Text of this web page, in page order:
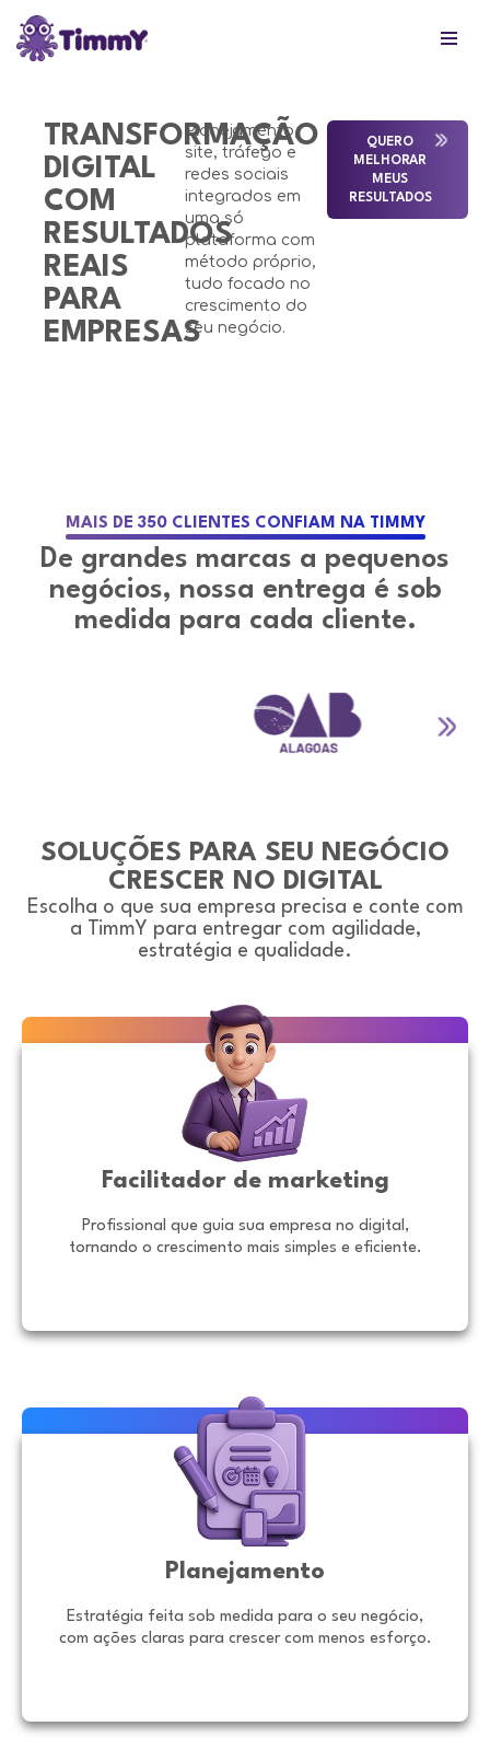
Skip
TRANSFORMAÇÃO
DIGITAL
COM
RESULTADOS
REAIS
PARA
EMPRESAS
Planejamento,
site, tráfego e
redes sociais
integrados em
uma só
plataforma com
método próprio,
tudo focado no
crescimento do
seu negócio.
QUERO
MELHORAR
MEUS
RESULTADOS
MAIS DE 350 CLIENTES CONFIAM NA TIMMY
De grandes marcas a pequenos
negócios, nossa entrega é sob
medida para cada cliente.
SOLUÇÕES PARA SEU NEGÓCIO
CRESCER NO DIGITAL
Escolha o que sua empresa precisa e conte com
a TimmY para entregar com agilidade,
estratégia e qualidade.
Facilitador de marketing
Profissional que guia sua empresa no digital,
tornando o crescimento mais simples e eficiente.
Planejamento
Estratégia feita sob medida para o seu negócio,
com ações claras para crescer com menos esforço.